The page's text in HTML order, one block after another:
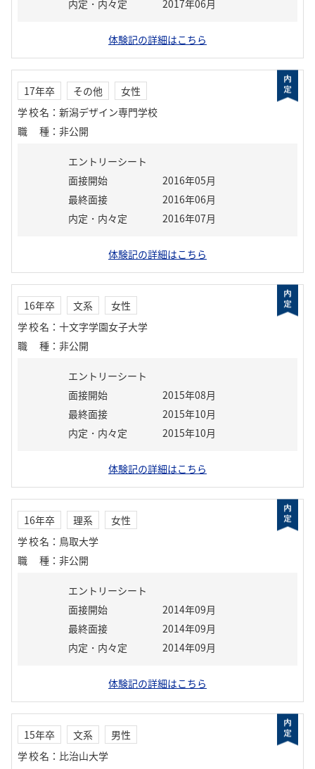
内定・内々定 2017年06月
体験記の詳細はこちら
17年卒 その他
女性
学校名 ： 新潟デザイン専門学校
職種 ： 非公開
エントリーシート
面接開始
2016年05月
最終面接
2016年06月
内定・内々定
2016年07月
体験記の詳細はこちら
16年卒 文系
女性
学校名 ： 十文字学園女子大学
職種 ： 非公開
エントリーシート
面接開始
2015年08月
最終面接
2015年10月
内定・内々定
2015年10月
体験記の詳細はこちら
16年卒 理系
女性
学校名 ： 鳥取大学
職種 ： 非公開
エントリーシート
面接開始
2014年09月
最終面接
2014年09月
内定・内々定
2014年09月
体験記の詳細はこちら
15年卒 文系
男性
学校名 ： 比治山大学